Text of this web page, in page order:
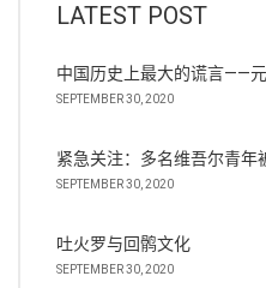
LATEST POST
中国历史上最大的谎言——
SEPTEMBER 30, 2020
紧急关注：多名维吾尔青年
SEPTEMBER 30, 2020
吐火罗与回鹘文化
SEPTEMBER 30, 2020